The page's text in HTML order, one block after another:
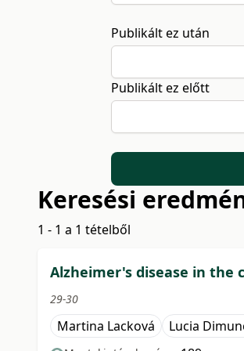
Publikált ez után
Publikált ez előtt
Keresési
1 - 1 a 1 tételből
Alzheimer's disease in the
29-30
Martina Lacková Lucia